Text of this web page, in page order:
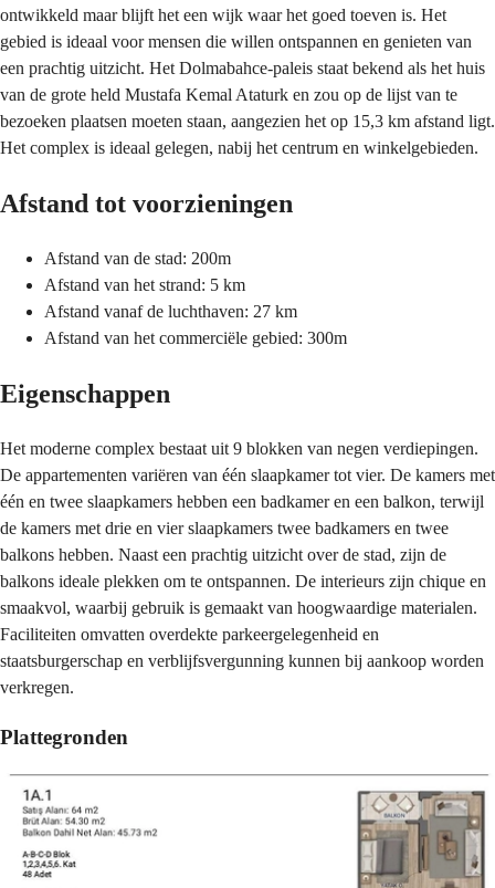
ontwikkeld maar blijft het een wijk waar het goed toeven is. Het
gebied is ideaal voor mensen die willen ontspannen en genieten van
een prachtig uitzicht. Het Dolmabahce-paleis staat bekend als het huis
van de grote held Mustafa Kemal Ataturk en zou op de lijst van te
bezoeken plaatsen moeten staan, aangezien het op 15,3 km afstand ligt.
Het complex is ideaal gelegen, nabij het centrum en winkelgebieden.
Afstand tot voorzieningen
Afstand van de stad: 200m
Afstand van het strand: 5 km
Afstand vanaf de luchthaven: 27 km
Afstand van het commerciële gebied: 300m
Eigenschappen
Het moderne complex bestaat uit 9 blokken van negen verdiepingen.
De appartementen variëren van één slaapkamer tot vier. De kamers met
één en twee slaapkamers hebben een badkamer en een balkon, terwijl
de kamers met drie en vier slaapkamers twee badkamers en twee
balkons hebben. Naast een prachtig uitzicht over de stad, zijn de
balkons ideale plekken om te ontspannen. De interieurs zijn chique en
smaakvol, waarbij gebruik is gemaakt van hoogwaardige materialen.
Faciliteiten omvatten overdekte parkeergelegenheid en
staatsburgerschap en verblijfsvergunning kunnen bij aankoop worden
verkregen.
Plattegronden